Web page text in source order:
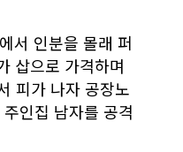
서 인분을 몰래 퍼
삽으로 가격하며
피가 나자 공장노
인집 남자를 공격